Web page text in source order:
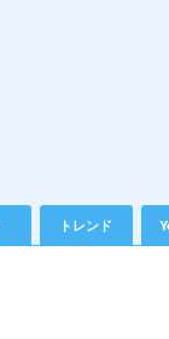
トレンド